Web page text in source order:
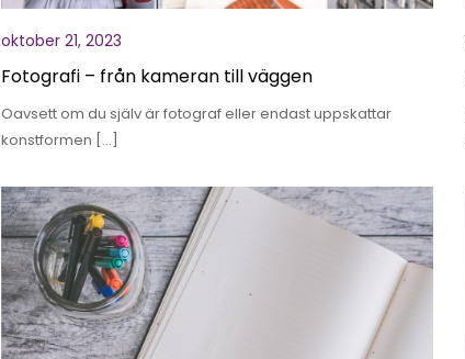
oktober 21, 2023
Fotografi – från kameran till väggen
Oavsett om du själv är fotograf eller endast uppskattar
konstformen […]